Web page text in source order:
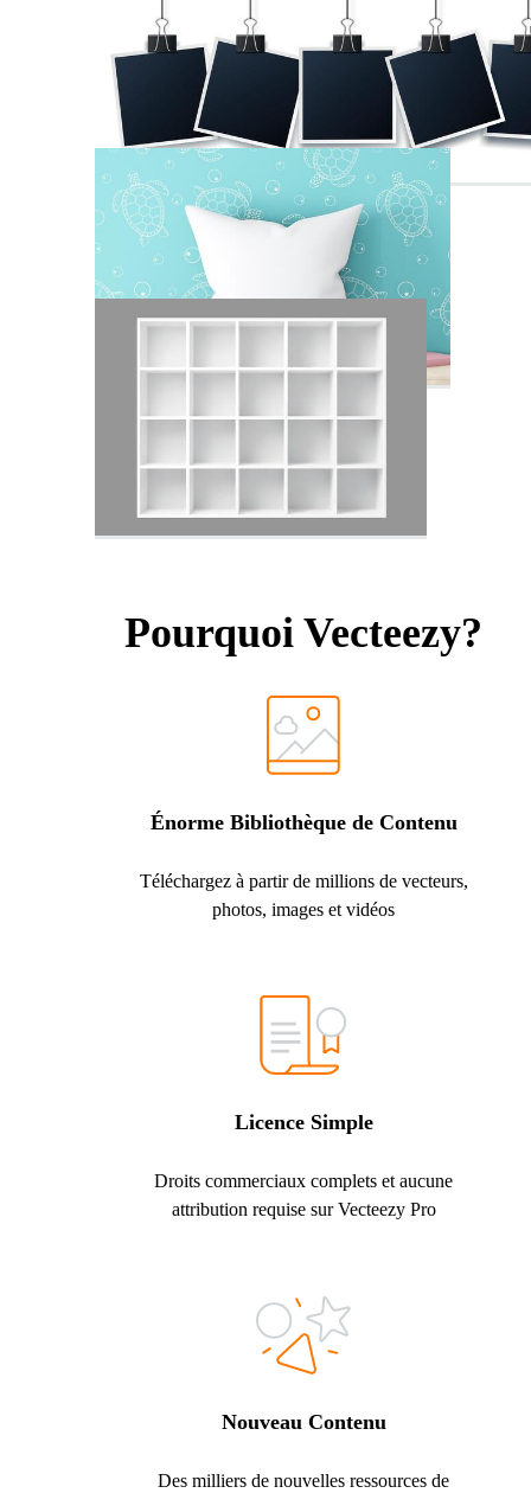
Pourquoi Vecteezy?
Énorme Bibliothèque de Contenu
Téléchargez à partir de millions de vecteurs,
photos, images et vidéos
Licence Simple
Droits commerciaux complets et aucune
attribution requise sur Vecteezy Pro
Nouveau Contenu
Des milliers de nouvelles ressources de